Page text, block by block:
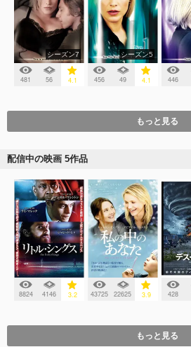
シーズン7
481 56 4.1
シーズン5
456 49 4.1 446
もっと見る
配信中の映画 5作品
8824 4146 3.2 43725 22625 3.9 428
もっと見る